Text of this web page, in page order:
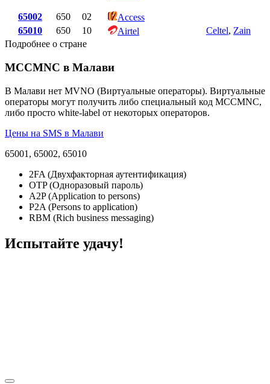
65002 650 02
Access
65010
650 10 Airtel Celtel, Zain
Подробнее о стране
MCCMNC в Малави
В Малави нет MVNO (Виртуальные операторы). Виртуальные
операторы могут получить либо специальный код MCCMNC,
либо просто white-label от некоторых операторов.
Цены на SMS в Малави
65001, 65002, 65010
2FA (Двухфакторная аутентификация)
OTP (Одноразовый пароль)
A2P (Application to persons)
P2A (Persons to application)
RBM (Rich business messaging)
Испытайте удачу!